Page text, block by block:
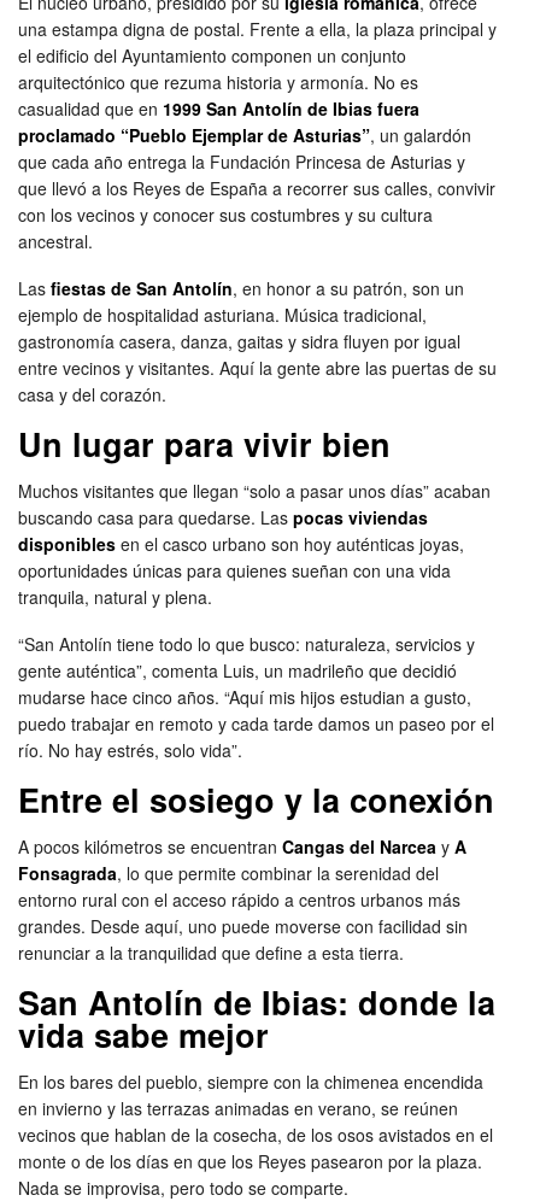
una estampa digna de postal. Frente a ella, la plaza principal y
el edificio del Ayuntamiento componen un conjunto
arquitectónico que rezuma historia y armonía. No es
casualidad que en 1999 San Antolín de Ibias fuera
proclamado “Pueblo Ejemplar de Asturias”, un galardón
que cada año entrega la Fundación Princesa de Asturias y
que llevó a los Reyes de España a recorrer sus calles, convivir
con los vecinos y conocer sus costumbres y su cultura
ancestral.
Las fiestas de San Antolín, en honor a su patrón, son un
ejemplo de hospitalidad asturiana. Música tradicional,
gastronomía casera, danza, gaitas y sidra fluyen por igual
entre vecinos y visitantes. Aquí la gente abre las puertas de su
casa y del corazón.
Un lugar para vivir bien
Muchos visitantes que llegan “solo a pasar unos días” acaban
buscando casa para quedarse. Las pocas viviendas
disponibles en el casco urbano son hoy auténticas joyas,
oportunidades únicas para quienes sueñan con una vida
tranquila, natural y plena.
“San Antolín tiene todo lo que busco: naturaleza, servicios y
gente auténtica”, comenta Luis, un madrileño que decidió
mudarse hace cinco años. “Aquí mis hijos estudian a gusto,
puedo trabajar en remoto y cada tarde damos un paseo por el
río. No hay estrés, solo vida”.
Entre el sosiego y la conexión
A pocos kilómetros se encuentran Cangas del Narcea y A
Fonsagrada, lo que permite combinar la serenidad del
entorno rural con el acceso rápido a centros urbanos más
grandes. Desde aquí, uno puede moverse con facilidad sin
renunciar a la tranquilidad que define a esta tierra.
San Antolín de Ibias: donde la
vida sabe mejor
En los bares del pueblo, siempre con la chimenea encendida
en invierno y las terrazas animadas en verano, se reúnen
vecinos que hablan de la cosecha, de los osos avistados en el
monte o de los días en que los Reyes pasearon por la plaza.
Nada se improvisa, pero todo se comparte.